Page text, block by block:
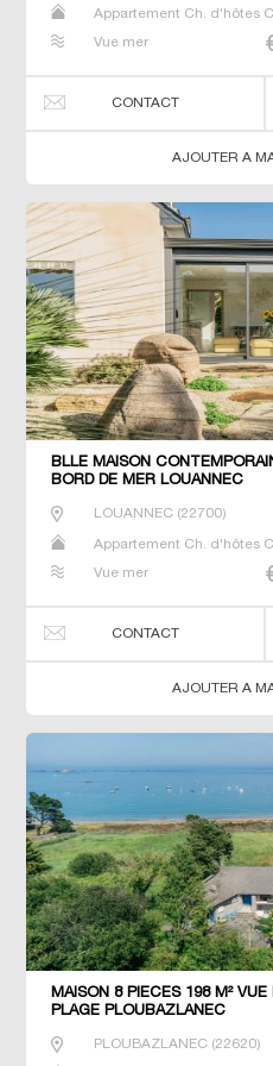
Appartement Ch. d'hôtes
Propriété Villa
Vue mer
CONTACT
AJOUTER A
BLLE MAISON
BORD DE MER LOUANNEC
LOUANNEC(22700)
Appartement Ch. d'hôtes
Propriété Villa
Vue mer
CONTACT
AJOUTER A
MAISON 8 PIECES 198 M²
PLAGE PLOUBAZLANEC
PLOUBAZLANEC(22620)